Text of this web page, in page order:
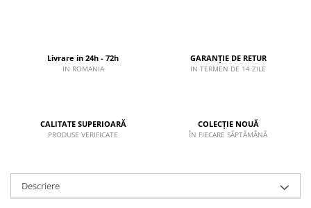
Livrare in 24h - 72h
IN ROMANIA
GARANȚIE DE RETUR
IN TERMEN DE 14 ZILE
CALITATE SUPERIOARĂ
PRODUSE VERIFICATE
COLECȚIE NOUĂ
ÎN FIECARE SĂPTĂMÂNĂ
Descriere